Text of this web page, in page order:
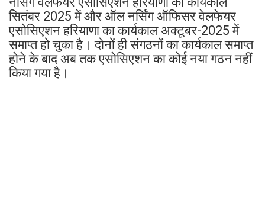
सितंबर 2025 में और ऑल नर्सिंग ऑफिसर वेलफेयर
एसोसिएशन हरियाणा का कार्यकाल अक्टूबर-2025 में
समाप्त हो चुका है। दोनों ही संगठनों का कार्यकाल समाप्त
होने के बाद अब तक एसोसिएशन का कोई नया गठन नहीं
किया गया है।